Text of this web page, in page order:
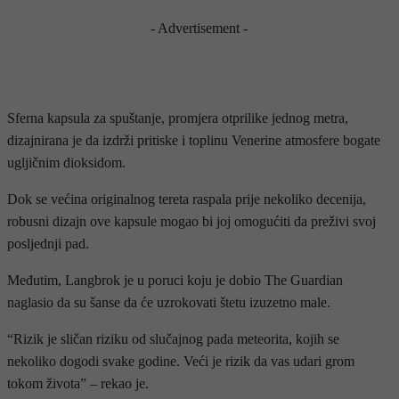
- Advertisement -
Sferna kapsula za spuštanje, promjera otprilike jednog metra,
dizajnirana je da izdrži pritiske i toplinu Venerine atmosfere bogate
ugljičnim dioksidom.
Dok se većina originalnog tereta raspala prije nekoliko decenija,
robusni dizajn ove kapsule mogao bi joj omogućiti da preživi svoj
posljednji pad.
Međutim, Langbrok je u poruci koju je dobio The Guardian
naglasio da su šanse da će uzrokovati štetu izuzetno male.
“Rizik je sličan riziku od slučajnog pada meteorita, kojih se
nekoliko dogodi svake godine. Veći je rizik da vas udari grom
tokom života” – rekao je.